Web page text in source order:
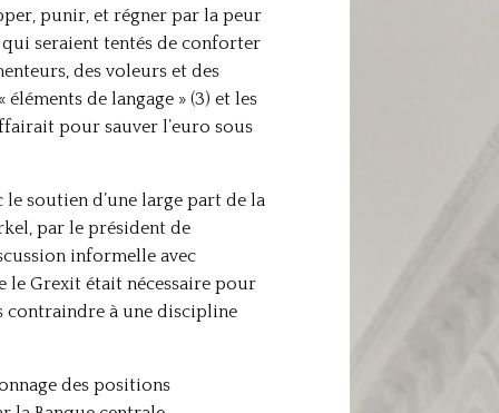
punir, et régner par la peur
seraient tentés de conforter
des voleurs et des
de langage » (3) et les
pour sauver l’euro sous
le soutien d’une large part de la
par le président de
informelle avec
le Grexit était nécessaire pour
contraindre à une discipline
des positions